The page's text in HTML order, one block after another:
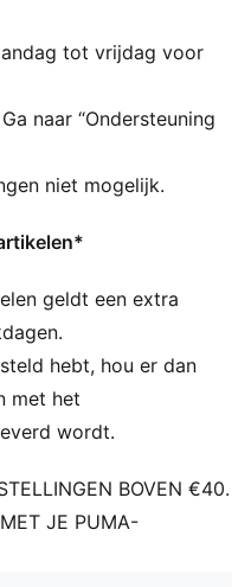
tot vrijdag voor
naar “Ondersteuning
niet mogelijk.
geldt een extra
hebt, hou er dan
met het
wordt.
BOVEN €40.
JE PUMA-